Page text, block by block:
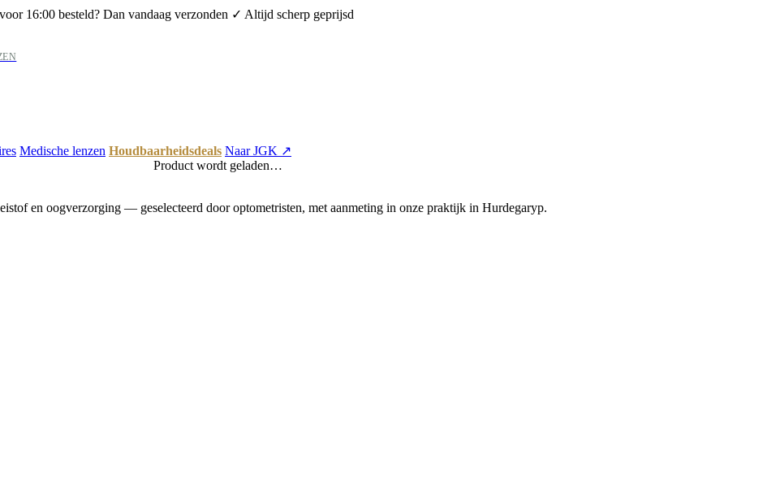
16:00 besteld? Dan vandaag verzonden ✓ Altijd scherp geprijsd
Medische lenzen Houdbaarheidsdeals Naar JGK ↗
Product wordt geladen…
en oogverzorging — geselecteerd door optometristen, met aanmeting in onze praktijk in Hurdegaryp.